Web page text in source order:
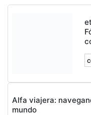
Alfa viajera:
mundo